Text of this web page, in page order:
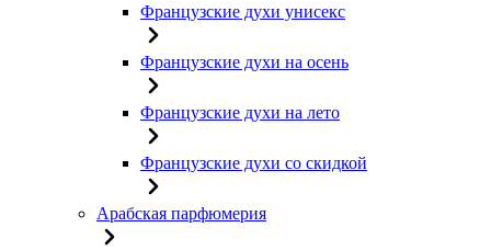
Французские духи унисекс
Французские духи на осень
Французские духи на лето
Французские духи со скидкой
Арабская парфюмерия